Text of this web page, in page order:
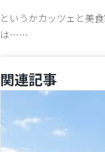
というかカッツェと美
は……
関連記事